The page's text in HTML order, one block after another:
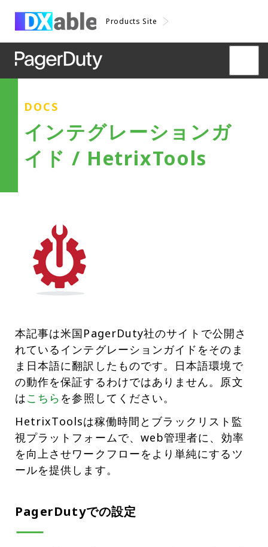
Products Site
DOCS
インテグレーションガ
イド / HetrixTools
本記事は米国PagerDuty社のサイトで公開さ
れているインテグレーションガイドをそのま
ま日本語に翻訳したものです。日本語環境で
の動作を保証するわけではありません。原文
はこちら を参照してください。
HetrixToolsは稼働時間とブラックリスト監
視プラットフォームで、web管理者に、効率
を向上させワークフローをより単純にするツ
ールを提供します。
PagerDutyでの設定